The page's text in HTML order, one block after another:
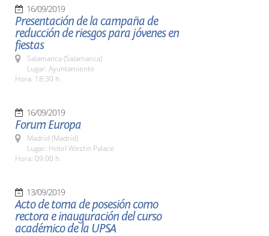
16/09/2019
Presentación de la campaña de
reducción de riesgos para jóvenes en
fiestas
Salamanca (Salamanca)
Lugar: Ayuntamiento
Hora: 18:30 h.
16/09/2019
Forum Europa
Madrid (Madrid)
Lugar: Hotel Westin Palace
Hora: 09:00 h.
13/09/2019
Acto de toma de posesión como
rectora e inauguración del curso
académico de la UPSA